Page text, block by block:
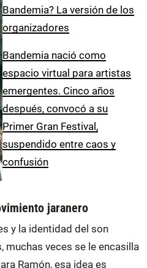
Bandemia? La versión de los
organizadores
Bandemia nació como
espacio virtual para artistas
emergentes. Cinco años
después, convocó a su
Primer Gran Festival,
suspendido entre caos y
confusión
jaranero
y la identidad del son
muchas veces se le encasilla
Ramón, esa idea es